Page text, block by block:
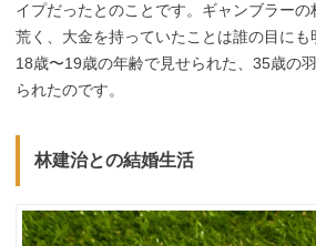
イプだったとのことです。ギャンブラー
荒く、大金を持っていたことは誰の目にも
18歳〜19歳の年齢で見せられた、35歳の
られたのです。
林建治との結婚生活